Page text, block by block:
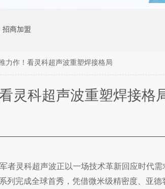
招商加盟
力作！看灵科超声波重塑焊接格局
灵科超声波重塑焊接格
者灵科超声波正以一场技术革新回应时代需
列完成全球首秀，凭借微米级精密度、亚德